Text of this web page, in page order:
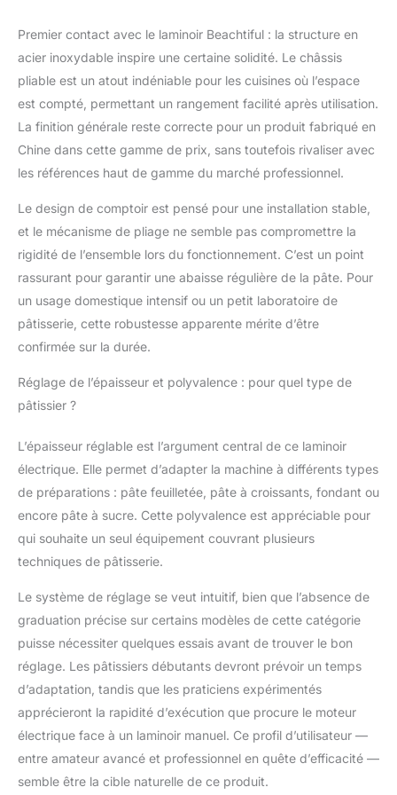
réussite très élevé.
Vous pouvez ainsi
réaliser facilement des
pâtes feuilletées de
à la maison! 【Presse à
nouilles pliable, stable
et peu encombrante】
son principal atout : il
optimise l'espace de la
presse à pâtes.
utilisée, elle se plie et se
range facilement sans
prendre trop de place
assure la stabilité de la
machine à pâtes
électrique est une
solution simple pour
répondre à tous vos
besoins culinaires.
【Contrôle précis de
peut traiter une large
gamme de pâtes, des
crêpes croustillantes
moelleuses, en passant
par les pâtes à pizza
élastiques et les pâtes
à biscuits délicates. Le
réglage de l'épaisseur
est optimisé, avec des
options allant de 2 à 30
Premier contact avec le laminoir Beachtiful : la structure en
acier inoxydable inspire une certaine solidité. Le châssis
pliable est un atout indéniable pour les cuisines où l’espace
est compté, permettant un rangement facilité après utilisation.
La finition générale reste correcte pour un produit fabriqué en
Chine dans cette gamme de prix, sans toutefois rivaliser avec
les références haut de gamme du marché professionnel.
Le design de comptoir est pensé pour une installation stable,
et le mécanisme de pliage ne semble pas compromettre la
rigidité de l’ensemble lors du fonctionnement. C’est un point
rassurant pour garantir une abaisse régulière de la pâte. Pour
un usage domestique intensif ou un petit laboratoire de
pâtisserie, cette robustesse apparente mérite d’être
confirmée sur la durée.
Réglage de l’épaisseur et polyvalence : pour quel type de
pâtissier ?
L’épaisseur réglable est l’argument central de ce laminoir
électrique. Elle permet d’adapter la machine à différents types
de préparations : pâte feuilletée, pâte à croissants, fondant ou
encore pâte à sucre. Cette polyvalence est appréciable pour
qui souhaite un seul équipement couvrant plusieurs
techniques de pâtisserie.
Le système de réglage se veut intuitif, bien que l’absence de
graduation précise sur certains modèles de cette catégorie
puisse nécessiter quelques essais avant de trouver le bon
réglage. Les pâtissiers débutants devront prévoir un temps
d’adaptation, tandis que les praticiens expérimentés
apprécieront la rapidité d’exécution que procure le moteur
électrique face à un laminoir manuel. Ce profil d’utilisateur —
entre amateur avancé et professionnel en quête d’efficacité —
semble être la cible naturelle de ce produit.